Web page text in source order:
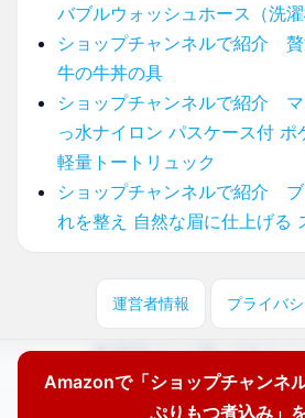
バブルウォッシュホース（洗濯
ショップチャンネルで紹介
牛の牛丼の具
ショップチャンネルで紹介
っ水ナイロン パスケース付 ポ
軽量トートリュック
ショップチャンネルで紹介
れを整え 自然な眉に仕上げる
Amazonで「ショップチャンネ
ぷりもつ煮込み」
運営者情報 プライバ
© 2025 どこに売ってる？こ